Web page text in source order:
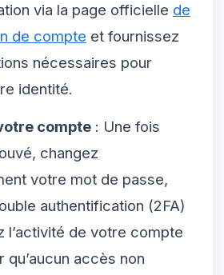
via la page officielle de
de compte et fournissez
nécessaires pour
identité.
compte : Une fois
changez
votre mot de passe,
authentification (2FA)
l’activité de votre compte
qu’aucun accès non